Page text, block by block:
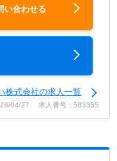
い合わせる
株式会社の求人一覧
04/27 求人番号：583355